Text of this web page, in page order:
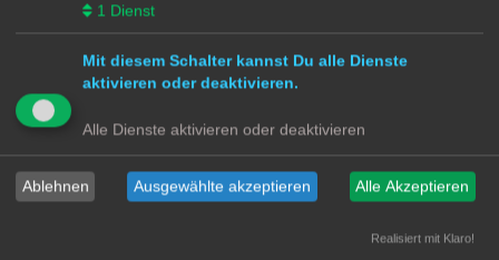
Themen:78
Keine passende Kategorie? Bzw. Allgemeine Diskussionen rund um Home
Assistant.
Themen:169
Home Assistant Integrationen - Archiv - Nur Lesemodus
Hauptkategorie Home Assistant Integrationen und alle Unterkategorien sind im
Lesemodus.
1 Dienst
Mit diesem Schalter kannst Du alle Dienste
aktivieren oder deaktivieren.
Alle Dienste aktivieren oder deaktivieren
Ablehnen Ausgewählte akzeptieren Alle Akzeptieren
Realisiert mit Klaro!